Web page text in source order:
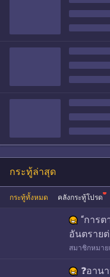
กระทู้ล่าสุด
กระทู้ทั้งหมด คลังกระทู้โปรด
“การ
อันตราย
สมาชิกหมาย
❓อา